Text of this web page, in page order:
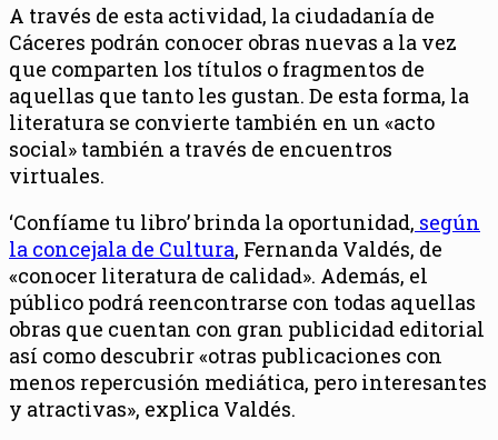
A través de esta actividad, la ciudadanía de
Cáceres podrán conocer obras nuevas a la vez
que comparten los títulos o fragmentos de
aquellas que tanto les gustan. De esta forma, la
literatura se convierte también en un «acto
social» también a través de encuentros
virtuales.
‘Confíame tu libro’ brinda la oportunidad, según
la concejala de Cultura, Fernanda Valdés, de
«conocer literatura de calidad». Además, el
público podrá reencontrarse con todas aquellas
obras que cuentan con gran publicidad editorial
así como descubrir «otras publicaciones con
menos repercusión mediática, pero interesantes
y atractivas», explica Valdés.